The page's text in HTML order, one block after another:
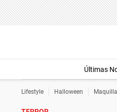
Últimas
Lifestyle Halloween